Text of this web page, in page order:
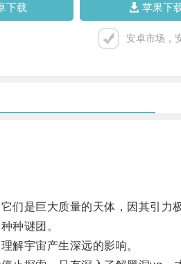
下载 苹果下
安卓市场，
是巨大质量的天体，因其引力
种谜团。
宇宙产生深远的影响。